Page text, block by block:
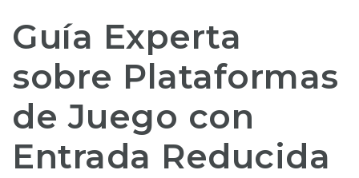
Guía Experta
sobre Plataformas
de Juego con
Entrada Reducida